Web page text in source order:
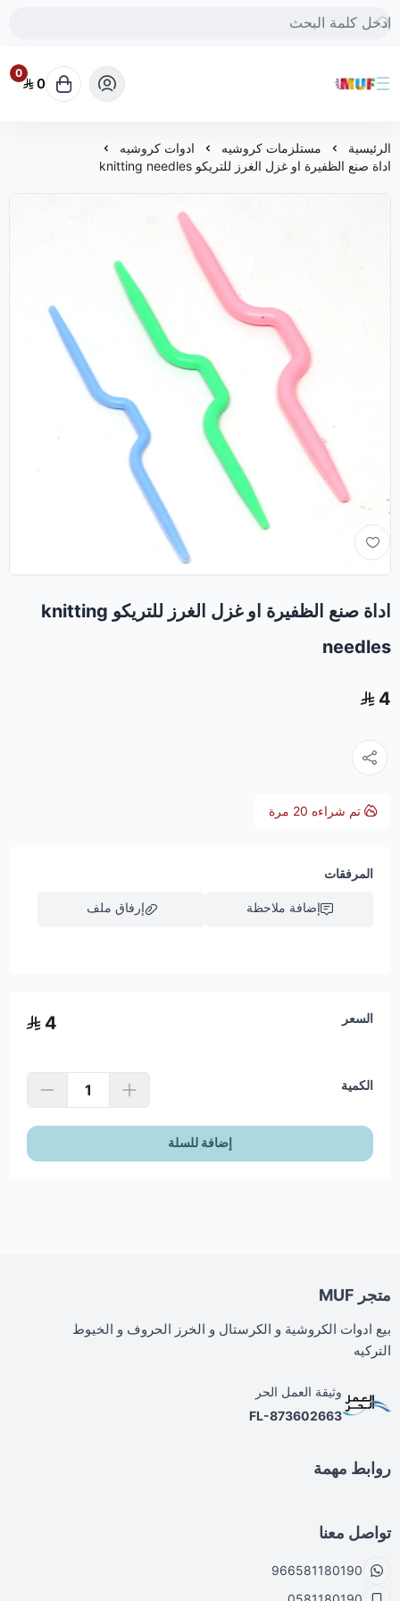
متجر MUF
0
0
الرئيسية مستلزمات كروشيه
ادوات كروشيه
اداة صنع الظفيرة او غزل الغرز للتريكو knitting needles
اداة صنع الظفيرة او غزل الغرز للتريكو knitting
needles
4
تم شراءه 20 مرة
المرفقات
إضافة ملاحظة إرفاق ملف
السعر 4
الكمية
إضافة للسلة
متجر MUF
بيع ادوات الكروشية و الكرستال و الخرز الحروف و الخيوط
التركيه
وثيقة العمل الحر
FL-873602663
روابط مهمة
تواصل معنا
966581180190